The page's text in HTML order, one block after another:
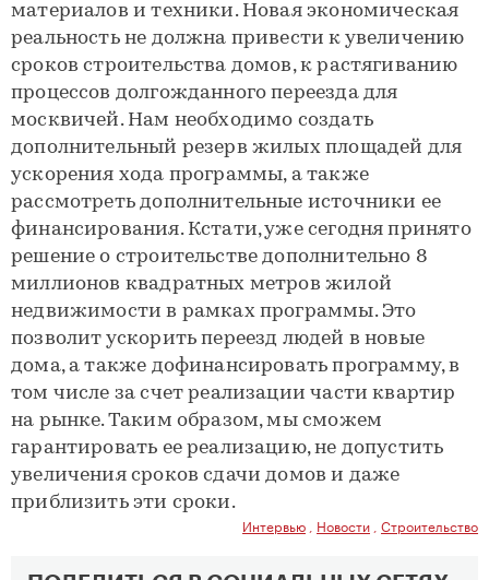
материалов и техники. Новая экономическая
реальность не должна привести к увеличению
сроков строительства домов, к растягиванию
процессов долгожданного переезда для
москвичей. Нам необходимо создать
дополнительный резерв жилых площадей для
ускорения хода программы, а также
рассмотреть дополнительные источники ее
финансирования. Кстати, уже сегодня принято
решение о строительстве дополнительно 8
миллионов квадратных метров жилой
недвижимости в рамках программы. Это
позволит ускорить переезд людей в новые
дома, а также дофинансировать программу, в
том числе за счет реализации части квартир
на рынке. Таким образом, мы сможем
гарантировать ее реализацию, не допустить
увеличения сроков сдачи домов и даже
приблизить эти сроки.
Интервью Новости Строительство